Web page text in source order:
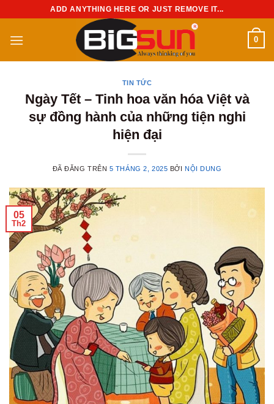
nội
ADD ANYTHING HERE OR JUST REMOVE IT...
0
TIN TỨC
Ngày Tết – Tinh hoa văn hóa Việt và
sự đồng hành của những tiện nghi
hiện đại
ĐÃ ĐĂNG TRÊN 5 THÁNG 2, 2025 BỞI NỘI DUNG
05
Th2